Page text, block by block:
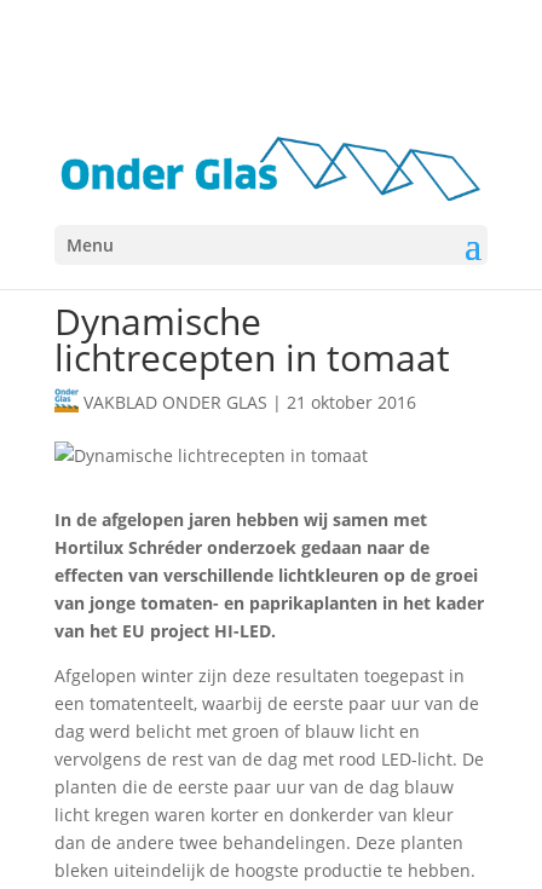
Menu
BELICHTING
Dynamische
lichtrecepten in tomaat
VAKBLAD ONDER GLAS | 21 oktober 2016
In de afgelopen jaren hebben wij samen met
Hortilux Schréder onderzoek gedaan naar de
effecten van verschillende lichtkleuren op de groei
van jonge tomaten- en paprikaplanten in het kader
van het EU project HI-LED.
Afgelopen winter zijn deze resultaten toegepast in
een tomatenteelt, waarbij de eerste paar uur van de
dag werd belicht met groen of blauw licht en
vervolgens de rest van de dag met rood LED-licht. De
planten die de eerste paar uur van de dag blauw
licht kregen waren korter en donkerder van kleur
dan de andere twee behandelingen. Deze planten
bleken uiteindelijk de hoogste productie te hebben.